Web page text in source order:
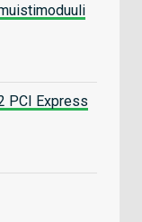
PCI Express